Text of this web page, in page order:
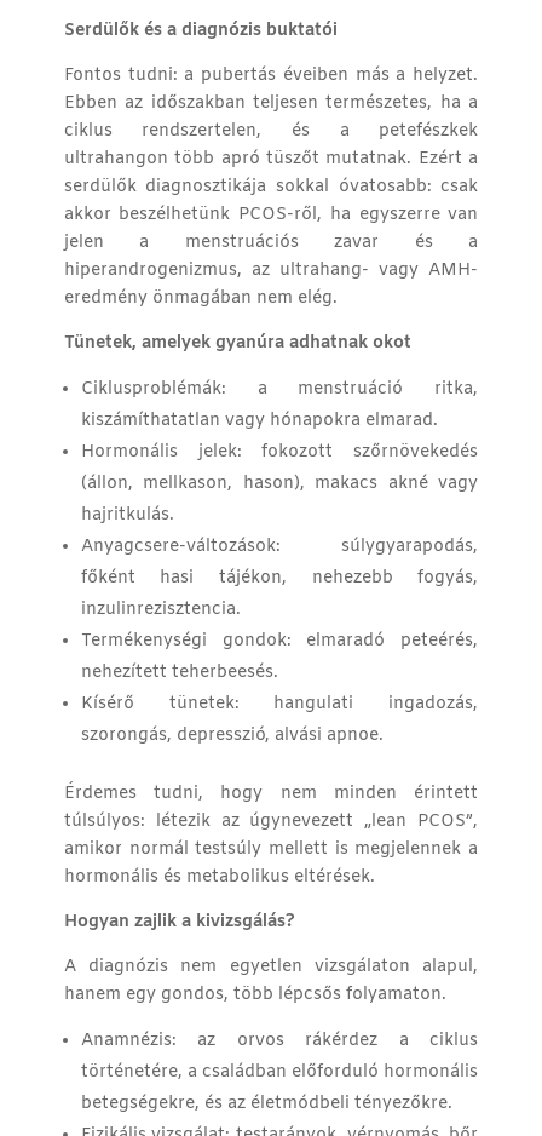
Serdülők és a diagnózis buktatói
Fontos tudni: a pubertás éveiben más a helyzet.
Ebben az időszakban teljesen természetes, ha a
ciklus rendszertelen, és a petefészkek
ultrahangon több apró tüszőt mutatnak. Ezért a
serdülők diagnosztikája sokkal óvatosabb: csak
akkor beszélhetünk PCOS-ről, ha egyszerre van
jelen a menstruációs zavar és a
hiperandrogenizmus, az ultrahang- vagy AMH-
eredmény önmagában nem elég.
Tünetek, amelyek gyanúra adhatnak okot
Ciklusproblémák: a menstruáció ritka,
kiszámíthatatlan vagy hónapokra elmarad.
Hormonális jelek: fokozott szőrnövekedés
(állon, mellkason, hason), makacs akné vagy
hajritkulás.
Anyagcsere-változások: súlygyarapodás,
főként hasi tájékon, nehezebb fogyás,
inzulinrezisztencia.
Termékenységi gondok: elmaradó peteérés,
nehezített teherbeesés.
Kísérő tünetek: hangulati ingadozás,
szorongás, depresszió, alvási apnoe.
Érdemes tudni, hogy nem minden érintett
túlsúlyos: létezik az úgynevezett „lean PCOS”,
amikor normál testsúly mellett is megjelennek a
hormonális és metabolikus eltérések.
Hogyan zajlik a kivizsgálás?
A diagnózis nem egyetlen vizsgálaton alapul,
hanem egy gondos, több lépcsős folyamaton.
Anamnézis: az orvos rákérdez a ciklus
történetére, a családban előforduló hormonális
betegségekre, és az életmódbeli tényezőkre.